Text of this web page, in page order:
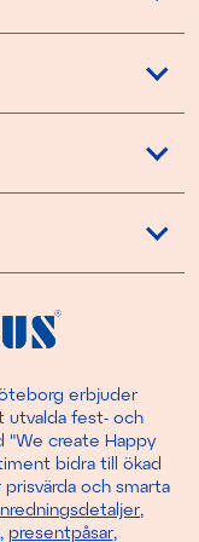
erbjuder
utvalda fest- och
"We create Happy
bidra till ökad
och smarta
,
, presentpåsar,